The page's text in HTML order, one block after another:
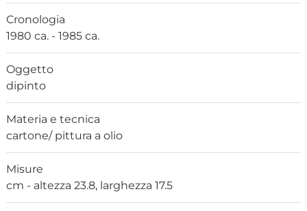
Cronologia
1980 ca. - 1985 ca.
Oggetto
dipinto
Materia e tecnica
cartone/ pittura a olio
Misure
cm - altezza 23.8, larghezza 17.5